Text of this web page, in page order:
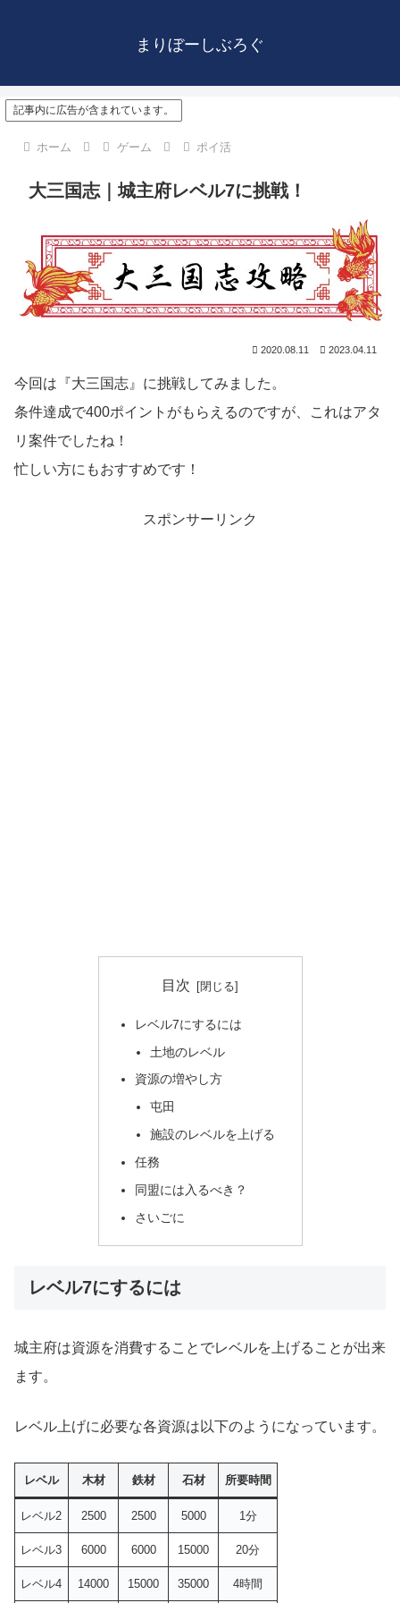
まりぼーしぶろぐ
記事内に広告が含まれています。
ホーム ゲーム ポイ活
大三国志｜城主府レベル7に挑戦！
2020.08.11 2023.04.11
今回は『大三国志』に挑戦してみました。
条件達成で400ポイントがもらえるのですが、これはアタ
リ案件でしたね！
忙しい方にもおすすめです！
スポンサーリンク
目次
レベル7にするには
土地のレベル
資源の増やし方
屯田
施設のレベルを上げる
任務
同盟には入るべき？
さいごに
レベル7にするには
城主府は資源を消費することでレベルを上げることが出来
ます。
レベル上げに必要な各資源は以下のようになっています。
レベル 木材 鉄材 石材 所要時間
レベル2 2500 2500 5000 1分
レベル3 6000 6000 15000 20分
レベル4 14000 15000 35000 4時間